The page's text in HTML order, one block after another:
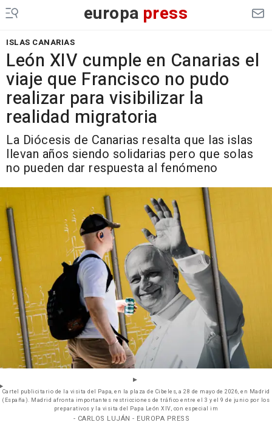
europa press
ISLAS CANARIAS
León XIV cumple en Canarias el
viaje que Francisco no pudo
realizar para visibilizar la
realidad migratoria
La Diócesis de Canarias resalta que las islas
llevan años siendo solidarias pero que solas
no pueden dar respuesta al fenómeno
Cartel publicitario de la visita del Papa, en la plaza de Cibeles, a 28 de mayo de 2026, en Madrid
(España). Madrid afronta importantes restricciones de tráfico entre el 3 y el 9 de junio por los
preparativos y la visita del Papa León XIV, con especial im
- CARLOS LUJÁN - EUROPA PRESS